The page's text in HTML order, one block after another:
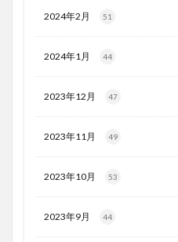
2024年2月 51
2024年1月 44
2023年12月 47
2023年11月 49
2023年10月 53
2023年9月 44